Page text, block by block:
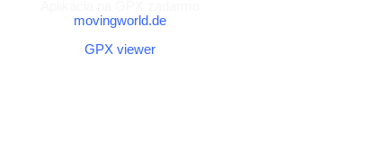
movingworld.de
GPX viewer